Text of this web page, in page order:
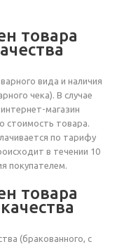
товара
вида и наличия
чека). В случае
магазин
стоимость товара.
по тарифу
в течении 10
покупателем.
товара
(бракованного, с